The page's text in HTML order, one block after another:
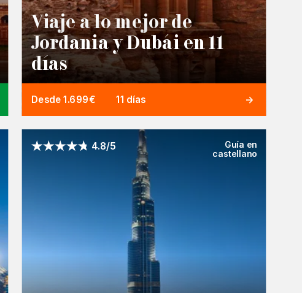
Viaje a lo mejor de
Jordania y Dubái en 11
días
Desde 1.699€ 11 días
4.8/5
Guía en
castellano